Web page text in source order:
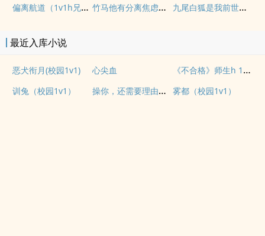
偏离航道（1v1h兄妹骨科bg） 竹马他有分离焦虑（1v1） 九尾白狐是我前世妻（futa 百合）
最近入库小说
恶犬衔月(校园1v1) 心尖血 《不合格》师生h 1v1 He
训兔（校园1v1） 操你，还需要理由吗？(校园H) 雾都（校园1v1）